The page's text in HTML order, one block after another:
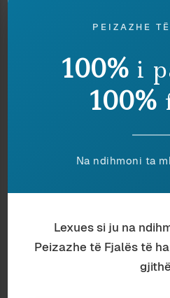
PORTRETE
Filozofi Edion Petriti
FILOZOFIA POLITIKE
PEIZAZHE
100% i
100%
Na ndihmoni ta
Lexues si ju na
Peizazhe të Fjalës të